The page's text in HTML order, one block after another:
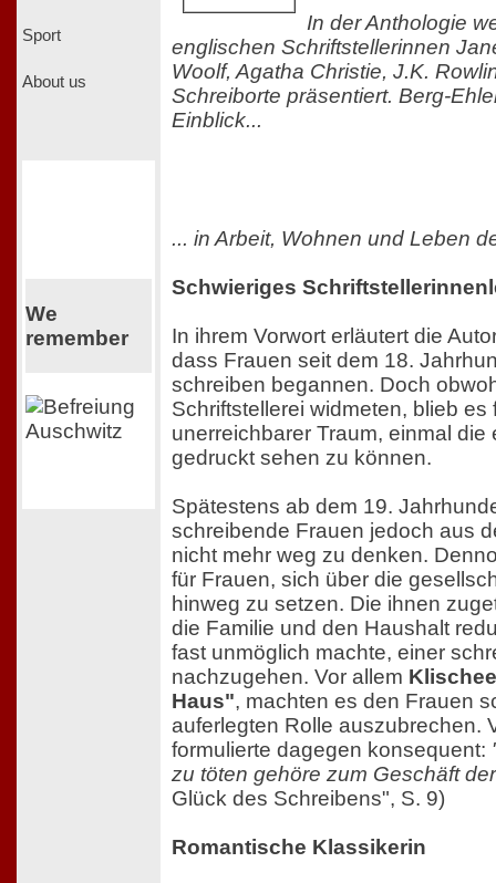
Sport
About us
We
remember
In der Anthologie
englischen Schriftstellerinnen
Woolf, Agatha Christie, J.K.
Schreiborte präsentiert. Berg-
Einblick...
... in Arbeit, Wohnen und Leben
Schwieriges
In ihrem Vorwort erläutert die
dass Frauen seit dem 18.
schreiben begannen. Doch
Schriftstellerei widmeten, blieb es
unerreichbarer Traum, einmal die
gedruckt sehen zu können.
Spätestens ab dem 19.
schreibende Frauen jedoch aus
nicht mehr weg zu denken.
für Frauen, sich über die
hinweg zu setzen. Die ihnen
die Familie und den Haushalt
fast unmöglich machte, einer
nachzugehen. Vor allem
Haus", machten es den Frauen
auferlegten Rolle auszubrechen.
formulierte dagegen konsequent:
zu töten gehöre zum Geschäft
Glück des Schreibens", S. 9)
Romantische Klassikerin